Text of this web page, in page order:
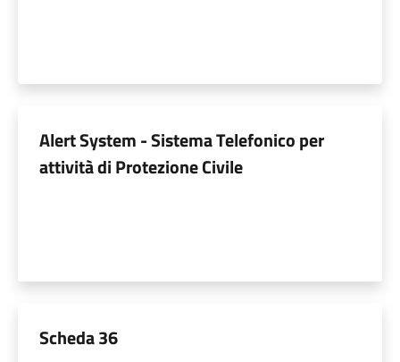
Alert System - Sistema Telefonico per
attività di Protezione Civile
Scheda 36